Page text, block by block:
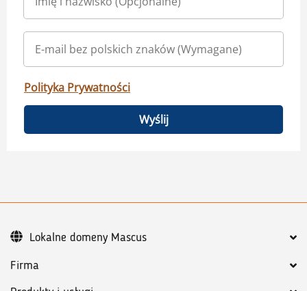
Polityka Prywatności
Wyślij
Firma
Lokalne domeny Mascus